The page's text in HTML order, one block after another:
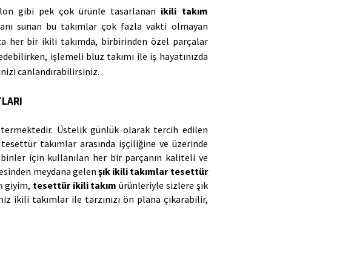
gibi pek çok ürünle tasarlanan ikili takım
sunan bu takımlar çok fazla vakti olmayan
her bir ikili takımda, birbirinden özel parçalar
işlemeli bluz takımı ile iş hayatınızda
canlandırabilirsiniz.
takımlar arasında işçiliğine ve üzerinde
için kullanılan her bir parçanın kaliteli ve
meydana gelen
şık ikili takımlar tesettür
giyim, tesettür ikili takım ürünleriyle sizlere şık
ikili takımlar ile tarzınızı ön plana çıkarabilir,